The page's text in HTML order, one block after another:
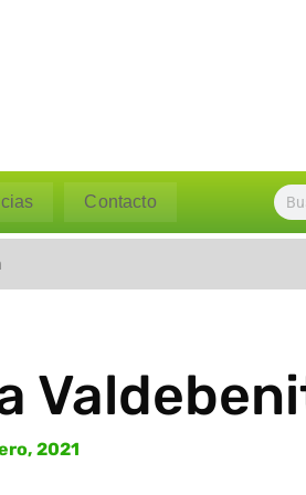
Contacto
2021